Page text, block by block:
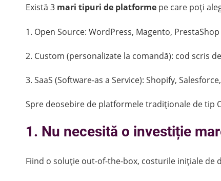
Există 3 mari tipuri de platforme pe care poți
1. Open Source: WordPress, Magento, PrestaShop
2. Custom (personalizate la comandă): cod scris
3. SaaS (Software-as a Service): Shopify,
Spre deosebire de platformele tradiționale de tip
1. Nu necesită o investiție
Fiind o soluție out-of-the-box, costurile inițiale de